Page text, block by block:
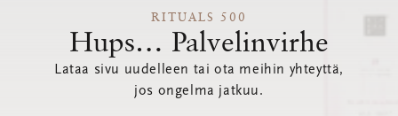
RITUALS 500
Hups… Palvelinvirhe
Lataa sivu uudelleen tai ota meihin yhteyttä,
jos ongelma jatkuu.